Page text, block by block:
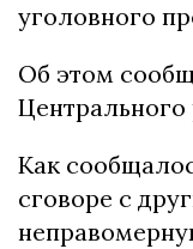
уголовного
Об этом
Как
сговоре с